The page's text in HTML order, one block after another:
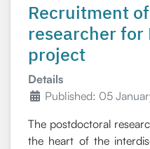
Recruitment
researcher for
project
Details
Published: 05
The postdoctoral
the heart of the